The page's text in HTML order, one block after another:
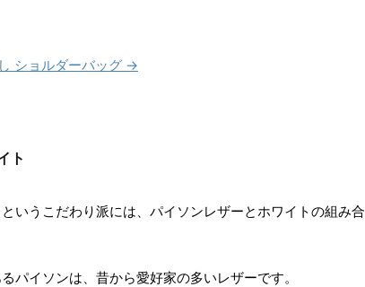
ショルダーバッグ →
ト
いうこだわり派には、パイソンレザーとホワイトの組み合
パイソンは、昔から愛好家の多いレザーです。